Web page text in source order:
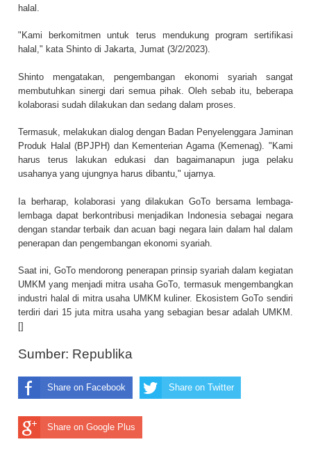
halal.
"Kami berkomitmen untuk terus mendukung program sertifikasi
halal," kata Shinto di Jakarta, Jumat (3/2/2023).
Shinto mengatakan, pengembangan ekonomi syariah sangat
membutuhkan sinergi dari semua pihak. Oleh sebab itu, beberapa
kolaborasi sudah dilakukan dan sedang dalam proses.
Termasuk, melakukan dialog dengan Badan Penyelenggara Jaminan
Produk Halal (BPJPH) dan Kementerian Agama (Kemenag). "Kami
harus terus lakukan edukasi dan bagaimanapun juga pelaku
usahanya yang ujungnya harus dibantu," ujarnya.
Ia berharap, kolaborasi yang dilakukan GoTo bersama lembaga-
lembaga dapat berkontribusi menjadikan Indonesia sebagai negara
dengan standar terbaik dan acuan bagi negara lain dalam hal dalam
penerapan dan pengembangan ekonomi syariah.
Saat ini, GoTo mendorong penerapan prinsip syariah dalam kegiatan
UMKM yang menjadi mitra usaha GoTo, termasuk mengembangkan
industri halal di mitra usaha UMKM kuliner. Ekosistem GoTo sendiri
terdiri dari 15 juta mitra usaha yang sebagian besar adalah UMKM.
[]
Sumber: Republika
Share on Facebook Share on Twitter
Share on Google Plus